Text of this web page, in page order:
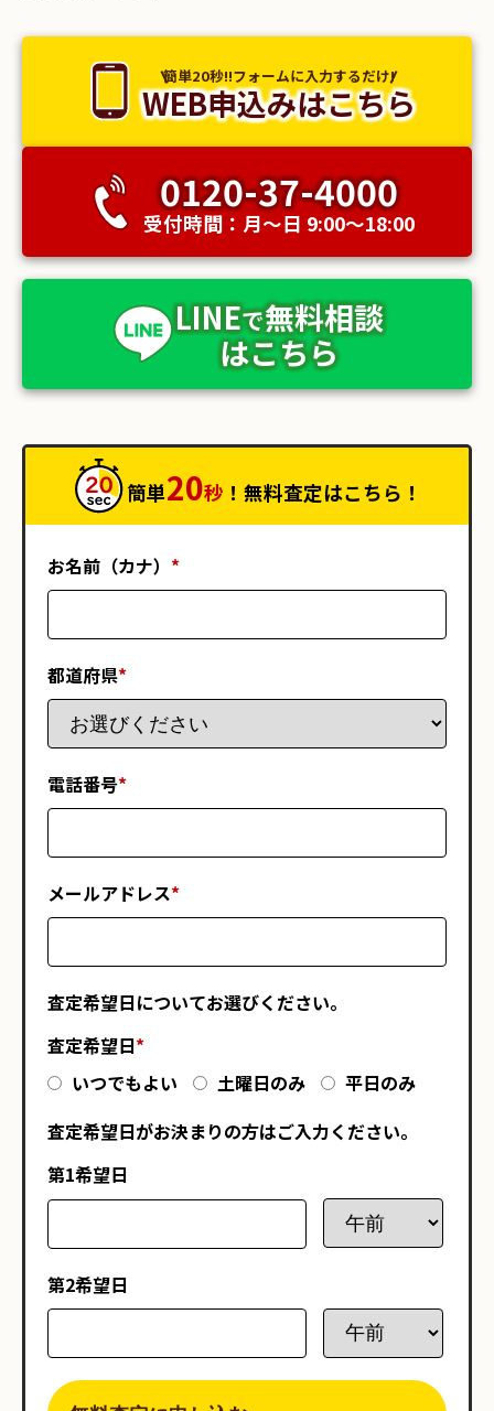
簡単20秒!!フォームに入力するだけ!
WEB申込みはこちら
0120-37-4000
受付時間：月〜日 9:00〜18:00
LINEで無料相談
はこちら
簡単20秒 ！無料査定はこちら！
お名前（カナ） *
都道府県*
電話番号*
メールアドレス*
査定希望日についてお選びください。
査定希望日*
いつでもよい
土曜日のみ
平日のみ
査定希望日がお決まりの方はご入力ください。
第1希望日
第2希望日